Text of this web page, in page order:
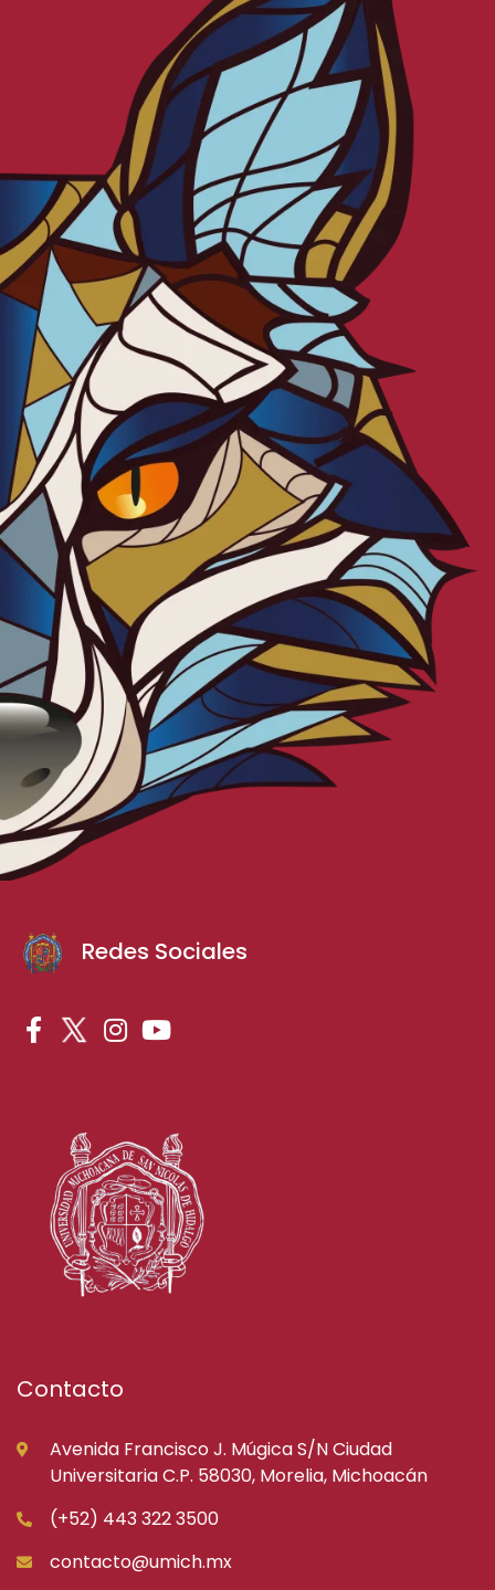
Redes Sociales
Contacto
Avenida Francisco J. Múgica S/N Ciudad
Universitaria C.P. 58030, Morelia, Michoacán
(+52) 443 322 3500
contacto@umich.mx